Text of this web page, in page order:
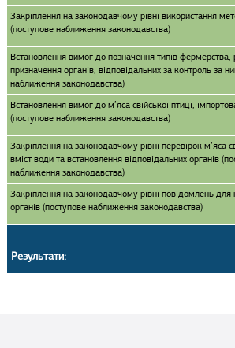
Закріплення на законодавчому рівні використання
(поступове наближення законодавства)
Встановлення вимог до позначення типів фермерства,
призначення органів, відповідальних за контроль за
наближення законодавства)
Встановлення вимог до м’яса свійської птиці,
(поступове наближення законодавства)
Закріплення на законодавчому рівні перевірок м’яса
вміст води та встановлення відповідальних органів
наближення законодавства)
Закріплення на законодавчому рівні повідомлень для
органів (поступове наближення законодавства)
Результати: